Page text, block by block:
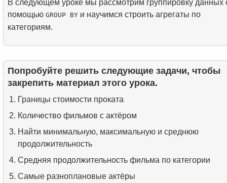
В следующем уроке мы рассмотрим группировку данных
помощью GROUP BY и научимся строить агрегаты по
категориям.
Попробуйте решить следующие задачи, чтобы
закрепить материал этого урока.
Границы стоимости проката
Количество фильмов с актёром
Найти минимальную, максимальную и среднюю
продолжительность
Средняя продолжительность фильма по категории
Самые разноплановые актёры